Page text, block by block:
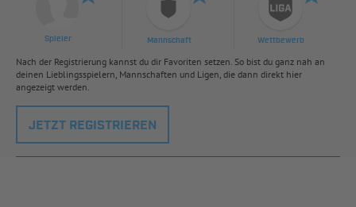
Spieler Mannschaft Wettbewerb
Nach der Registrierung kannst du dir Favoriten setzen. So bist du ganz nah an
deinen Lieblingsspielern, Mannschaften und Ligen, die dann direkt hier
angezeigt werden.
JETZT REGISTRIEREN